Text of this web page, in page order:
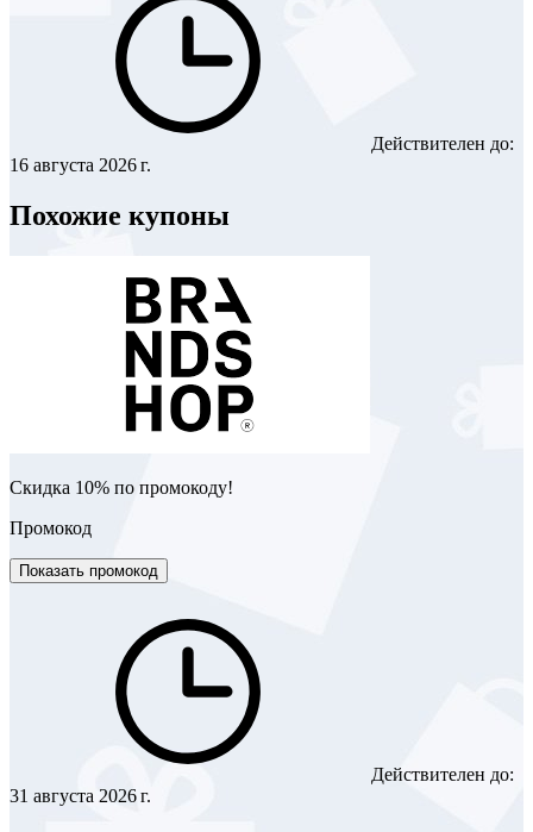
Действителен до:
16 августа 2026 г.
Похожие купоны
Скидка 10% по промокоду!
Промокод
Показать промокод
Действителен до:
31 августа 2026 г.